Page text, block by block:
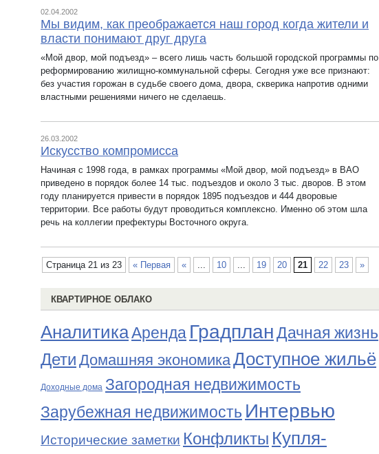
02.04.2002
Мы видим, как преображается наш город когда жители и
власти понимают друг друга
«Мой двор, мой подъезд» – всего лишь часть большой городской программы по
реформированию жилищно-коммунальной сферы. Сегодня уже все признают:
без участия горожан в судьбе своего дома, двора, скверика напротив одними
властными решениями ничего не сделаешь.
26.03.2002
Искусство компромисса
Начиная с 1998 года, в рамках программы «Мой двор, мой подъезд» в ВАО
приведено в порядок более 14 тыс. подъездов и около 3 тыс. дворов. В этом
году планируется привести в порядок 1895 подъездов и 444 дворовые
территории. Все работы будут проводиться комплексно. Именно об этом шла
речь на коллегии префектуры Восточного округа.
Страница 21 из 23 « Первая « ... 10 ... 19 20 21 22 23 »
КВАРТИРНОЕ ОБЛАКО
АналитикаАренда ГрадпланДачная жизнь
Дети Домашняя экономикаДоступное жильё
Доходные дома Загородная недвижимость
Зарубежная недвижимость Интервью
Исторические заметки Конфликты Купля-